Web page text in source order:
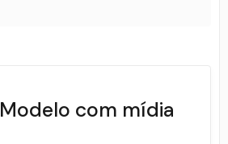
Modelo com mídia